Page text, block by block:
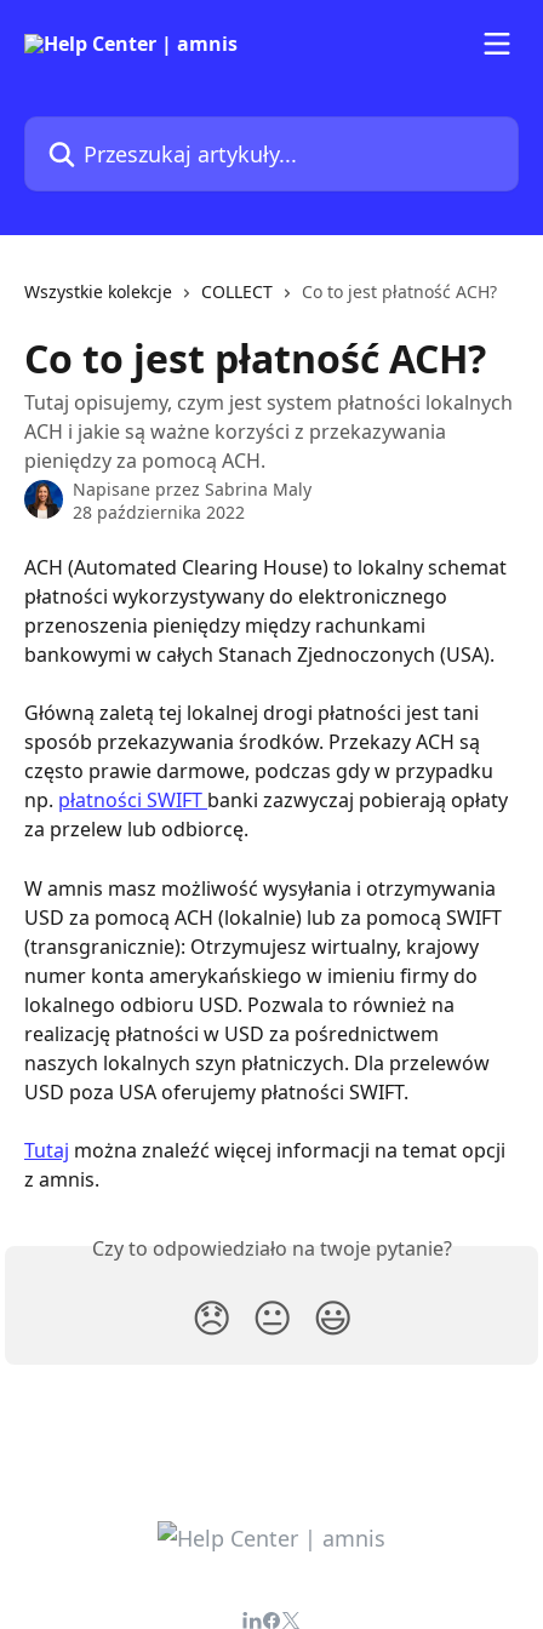
Przeszukaj artykuły...
Wszystkie kolekcje COLLECT Co to jest płatność ACH?
Co to jest płatność ACH?
Tutaj opisujemy, czym jest system płatności lokalnych
ACH i jakie są ważne korzyści z przekazywania
pieniędzy za pomocą ACH.
Napisane przez Sabrina Maly
28 października 2022
ACH (Automated Clearing House) to lokalny schemat
płatności wykorzystywany do elektronicznego
przenoszenia pieniędzy między rachunkami
bankowymi w całych Stanach Zjednoczonych (USA).
Główną zaletą tej lokalnej drogi płatności jest tani
sposób przekazywania środków. Przekazy ACH są
często prawie darmowe, podczas gdy w przypadku
np. płatności SWIFT banki zazwyczaj pobierają opłaty
za przelew lub odbiorcę.
W amnis masz możliwość wysyłania i otrzymywania
USD za pomocą ACH (lokalnie) lub za pomocą SWIFT
(transgranicznie): Otrzymujesz wirtualny, krajowy
numer konta amerykańskiego w imieniu firmy do
lokalnego odbioru USD. Pozwala to również na
realizację płatności w USD za pośrednictwem
naszych lokalnych szyn płatniczych. Dla przelewów
USD poza USA oferujemy płatności SWIFT.
Tutaj można znaleźć więcej informacji na temat opcji
z amnis.
Czy to odpowiedziało na twoje pytanie?
😞 😐 😃